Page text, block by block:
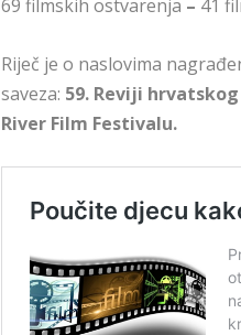
69 filmskih ostvarenja – 41
Riječ je o naslovima
saveza: 59. Reviji
River Film Festivalu.